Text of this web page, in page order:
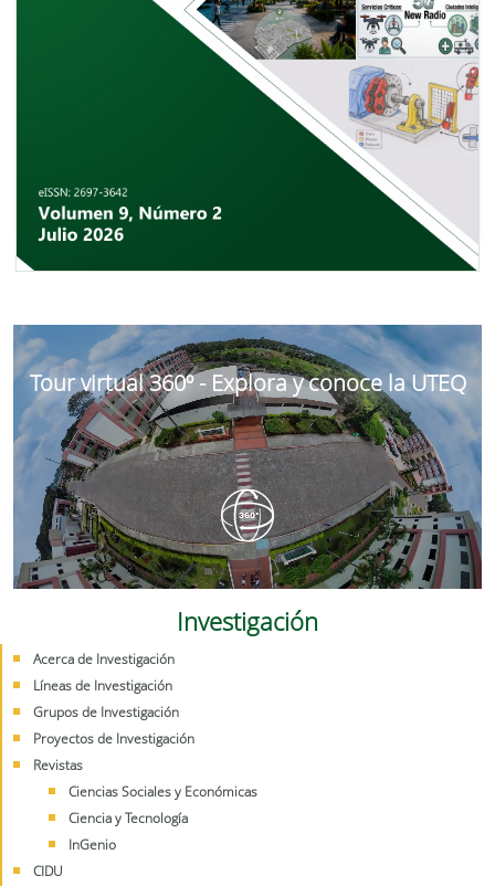
Tour virtual 360º - Explora y conoce la UTEQ
Investigación
Acerca de Investigación
Líneas de Investigación
Grupos de Investigación
Proyectos de Investigación
Revistas
Ciencias Sociales y Económicas
Ciencia y Tecnología
InGenio
CIDU